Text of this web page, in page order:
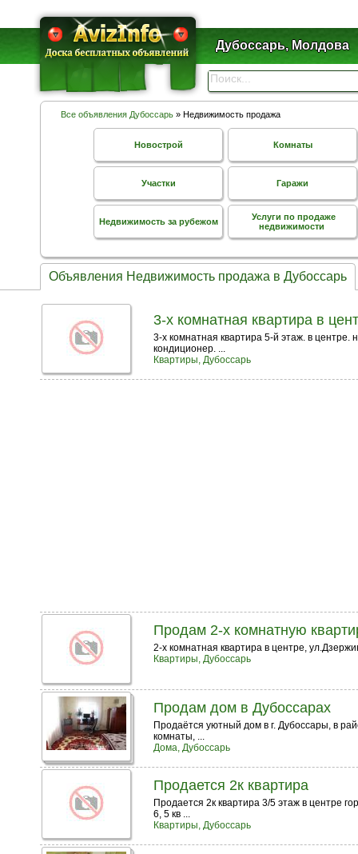
Дубоссарь, Молдова
Все объявления Дубоссарь » Недвижимость продажа
Новострой Комнаты
Участки Гаражи
Недвижимость за рубежом
Услуги по продаже
недвижимости
Объявления Недвижимость продажа в Дубоссарь
3-х комнатная квартира в
3-х комнатная квартира 5-й этаж. в
кондиционер. ...
Квартиры, Дубоссарь
Продам 2-х комнатную
2-х комнатная квартира в центре,
Квартиры, Дубоссарь
Продам дом в Дубоссарах
Продаётся уютный дом в г. Дубоссары, в
комнаты, ...
Дома, Дубоссарь
Продается 2к квартира
Продается 2к квартира 3/5 этаж в центре
6, 5 кв ...
Квартиры, Дубоссарь